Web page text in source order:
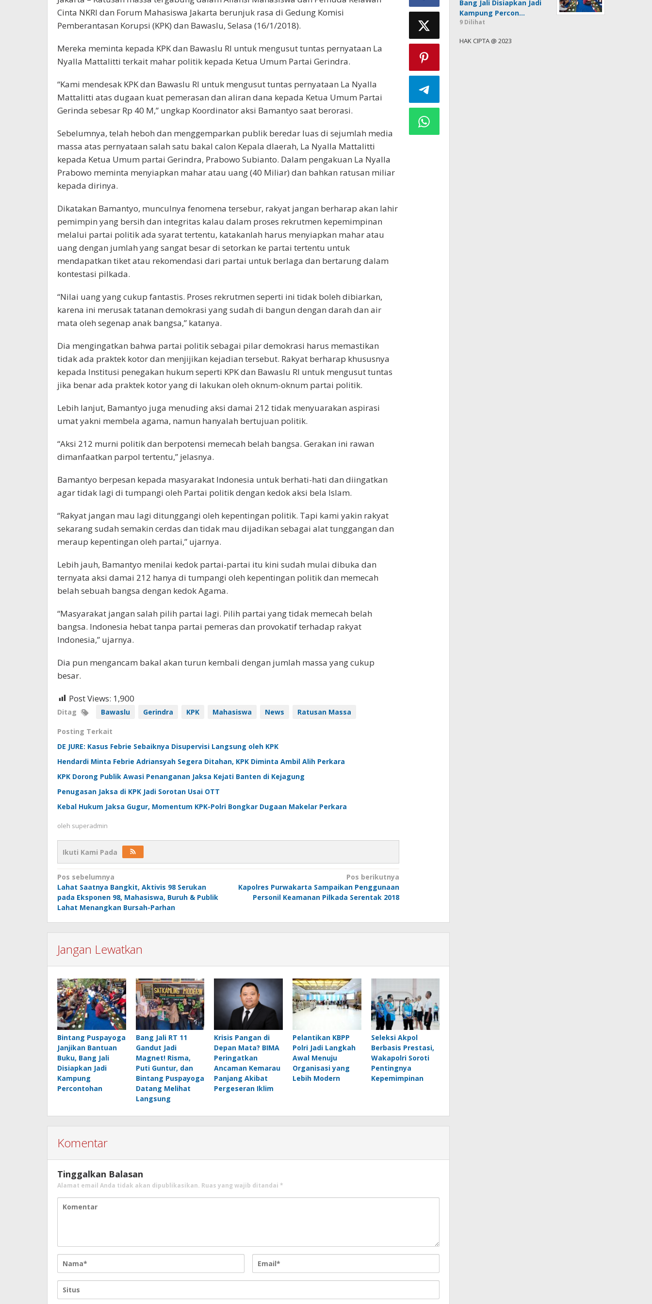
Cinta NKRI dan Forum Mahasiswa Jakarta berunjuk rasa di Gedung Komisi
Pemberantasan Korupsi (KPK) dan Bawaslu, Selasa (16/1/2018).­
Mereka meminta kepada KPK dan Bawaslu RI untuk mengusut tuntas pernyataan La
Nyalla Mattalitti terkait mahar politik kepada Ketua Umum Partai Gerindra.
“Kami mendesak KPK dan Bawaslu RI untuk mengusut tuntas pernyataan La Nyalla
Mattalitti atas dugaan kuat pemerasan dan aliran dana kepada Ketua Umum Partai
Gerinda sebesar Rp 40 M,” ungkap Koordinator aksi Bamantyo saat berorasi.
Sebelumnya, telah heboh dan menggemparkan publik beredar luas di sejumlah media
massa atas pernyataan salah satu bakal calon Kepala dlaerah, La Nyalla Mattalitti
kepada Ketua Umum partai Gerindra, Prabowo Subianto. Dalam pengakuan La Nyalla
Prabowo meminta menyiapkan mahar atau uang (40 Miliar) dan bahkan ratusan miliar
kepada dirinya.
Dikatakan Bamantyo, munculnya fenomena tersebur, rakyat jangan berharap akan lahir
pemimpin yang bersih dan integritas kalau dalam proses rekrutmen kepemimpinan
melalui partai politik ada syarat tertentu, katakanlah harus menyiapkan mahar atau
uang dengan jumlah yang sangat besar di setorkan ke partai tertentu untuk
mendapatkan tiket atau rekomendasi dari partai untuk berlaga dan bertarung dalam
kontestasi pilkada.
“Nilai uang yang cukup fantastis. Proses rekrutmen seperti ini tidak boleh dibiarkan,
karena ini merusak tatanan demokrasi yang sudah di bangun dengan darah dan air
mata oleh segenap anak bangsa,” katanya.
Dia mengingatkan bahwa partai politik sebagai pilar demokrasi harus memastikan
tidak ada praktek kotor dan menjijikan kejadian tersebut. Rakyat berharap khususnya
kepada Institusi penegakan hukum seperti KPK dan Bawaslu RI untuk mengusut tuntas
jika benar ada praktek kotor yang di lakukan oleh oknum-oknum partai politik.
Lebih lanjut, Bamantyo juga menuding aksi damai 212 tidak menyuarakan aspirasi
umat yakni membela agama, namun hanyalah bertujuan politik.
“Aksi 212 murni politik dan berpotensi memecah belah bangsa. Gerakan ini rawan
dimanfaatkan parpol tertentu,” jelasnya.
Bamantyo berpesan kepada masyarakat Indonesia untuk berhati-hati dan diingatkan
agar tidak lagi di tumpangi oleh Partai politik dengan kedok aksi bela Islam.
“Rakyat jangan mau lagi ditunggangi oleh kepentingan politik. Tapi kami yakin rakyat
sekarang sudah semakin cerdas dan tidak mau dijadikan sebagai alat tunggangan dan
meraup kepentingan oleh partai,” ujarnya.
Lebih jauh, Bamantyo menilai kedok partai-partai itu kini sudah mulai dibuka dan
ternyata aksi damai 212 hanya di tumpangi oleh kepentingan politik dan memecah
belah sebuah bangsa dengan kedok Agama.
“Masyarakat jangan salah pilih partai lagi. Pilih partai yang tidak memecah belah
bangsa. Indonesia hebat tanpa partai pemeras dan provokatif terhadap rakyat
Indonesia,” ujarnya.
Dia pun mengancam bakal akan turun kembali dengan jumlah massa yang cukup
besar.
Post Views: 1,900
Ditag Bawaslu Gerindra KPK Mahasiswa News Ratusan Massa
Posting Terkait
DE JURE: Kasus Febrie Sebaiknya Disupervisi Langsung oleh KPK
Hendardi Minta Febrie Adriansyah Segera Ditahan, KPK Diminta Ambil Alih Perkara
KPK Dorong Publik Awasi Penanganan Jaksa Kejati Banten di Kejagung
Penugasan Jaksa di KPK Jadi Sorotan Usai OTT
Kebal Hukum Jaksa Gugur, Momentum KPK-Polri Bongkar Dugaan Makelar Perkara
oleh superadmin
Ikuti Kami Pada
Navigasi
pos
Pos sebelumnya
Lahat Saatnya Bangkit, Aktivis 98 Serukan
pada Eksponen 98, Mahasiswa, Buruh & Publik
Lahat Menangkan Bursah-Parhan
Pos berikutnya
Kapolres Purwakarta Sampaikan Penggunaan
Personil Keamanan Pilkada Serentak 2018
Jangan Lewatkan
Bintang Puspayoga
Janjikan Bantuan
Buku, Bang Jali
Disiapkan Jadi
Kampung
Percontohan
Bang Jali RT 11
Gandut Jadi
Magnet! Risma,
Puti Guntur, dan
Bintang Puspayoga
Datang Melihat
Langsung
Krisis Pangan di
Depan Mata? BIMA
Peringatkan
Ancaman Kemarau
Panjang Akibat
Pergeseran Iklim
Pelantikan KBPP
Polri Jadi Langkah
Awal Menuju
Organisasi yang
Lebih Modern
Seleksi Akpol
Berbasis Prestasi,
Wakapolri Soroti
Pentingnya
Kepemimpinan
Komentar
Tinggalkan Balasan
Alamat email Anda tidak akan dipublikasikan. Ruas yang wajib ditandai *
Bang Jali Disiapkan Jadi
Kampung Percon…
9 Dilihat
HAK CIPTA @ 2023